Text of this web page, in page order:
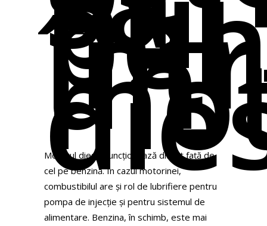
un
Motorul diesel funcționează diferit față de
cel pe benzină. În cazul motorinei,
combustibilul are și rol de lubrifiere pentru
pompa de injecție și pentru sistemul de
alimentare. Benzina, în schimb, este mai